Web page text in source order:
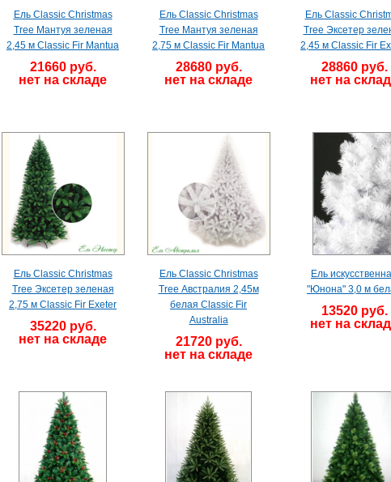
Ель Classic Christmas
Tree Мантуя зеленая
2,45 м Classic Fir Mantua
21660 руб.
нет на складе
Ель Classic Christmas
Tree Мантуя зеленая
2,75 м Classic Fir Mantua
28680 руб.
нет на складе
Ель Classic
Tree Эксетер
2,45 м Classic Fir
28860 руб.
нет на
Ель Classic Christmas
Tree Эксетер зеленая
2,75 м Classic Fir Exeter
35220 руб.
нет на складе
Ель Classic Christmas
Tree Австралия 2,45м
белая Classic Fir
Australia
21720 руб.
нет на складе
Ель
"Юнона" 3,0 м
13520 руб.
нет на